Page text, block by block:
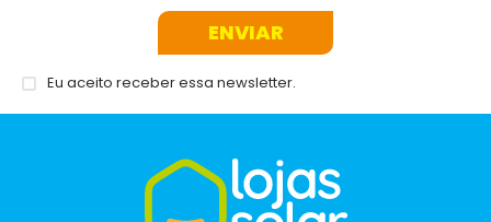
ENVIAR
Eu aceito receber essa newsletter.